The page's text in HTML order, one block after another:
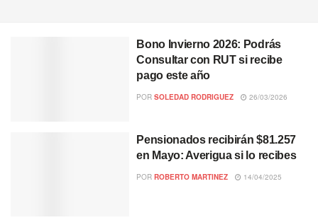
Bono Invierno 2026: Podrás
Consultar con RUT si recibe
pago este año
PORSOLEDAD RODRIGUEZ 26/03/2026
Pensionados recibirán $81.257
en Mayo: Averigua si lo recibes
PORROBERTO MARTINEZ 14/04/2025